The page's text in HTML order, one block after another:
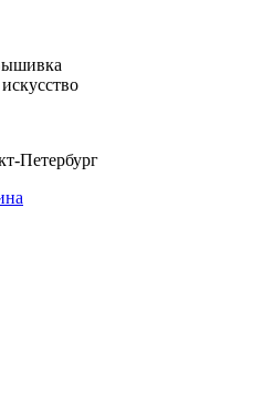
Петербург